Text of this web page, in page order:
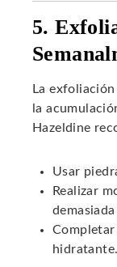
5.
La
la
Hazeldine
Usar
Realizar
hidratante.